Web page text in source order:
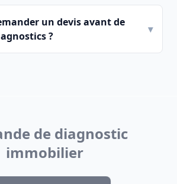
un devis avant de
?
▾
de diagnostic
immobilier